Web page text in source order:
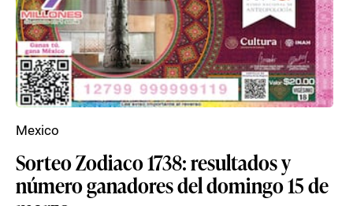
Sorteo Zodiaco 1738: resultados y
número ganadores del domingo 15 de
Mexico